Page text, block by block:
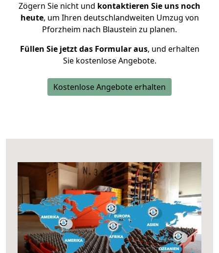
Zögern Sie nicht und kontaktieren Sie uns noch
heute, um Ihren deutschlandweiten Umzug von
Pforzheim nach Blaustein zu planen.
Füllen Sie jetzt das Formular aus, und erhalten
Sie kostenlose Angebote.
Kostenlose Angebote erhalten